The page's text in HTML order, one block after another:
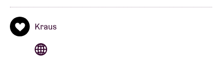
Kraus